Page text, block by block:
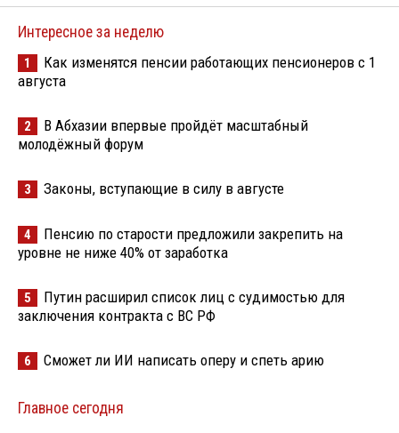
Интересное за неделю
1
Как изменятся пенсии работающих пенсионеров с 1
августа
2
В Абхазии впервые пройдёт масштабный
молодёжный форум
3 Законы, вступающие в силу в августе
4
Пенсию по старости предложили закрепить на
уровне не ниже 40% от заработка
5
Путин расширил список лиц с судимостью для
заключения контракта с ВС РФ
6 Сможет ли ИИ написать оперу и спеть арию
Главное сегодня